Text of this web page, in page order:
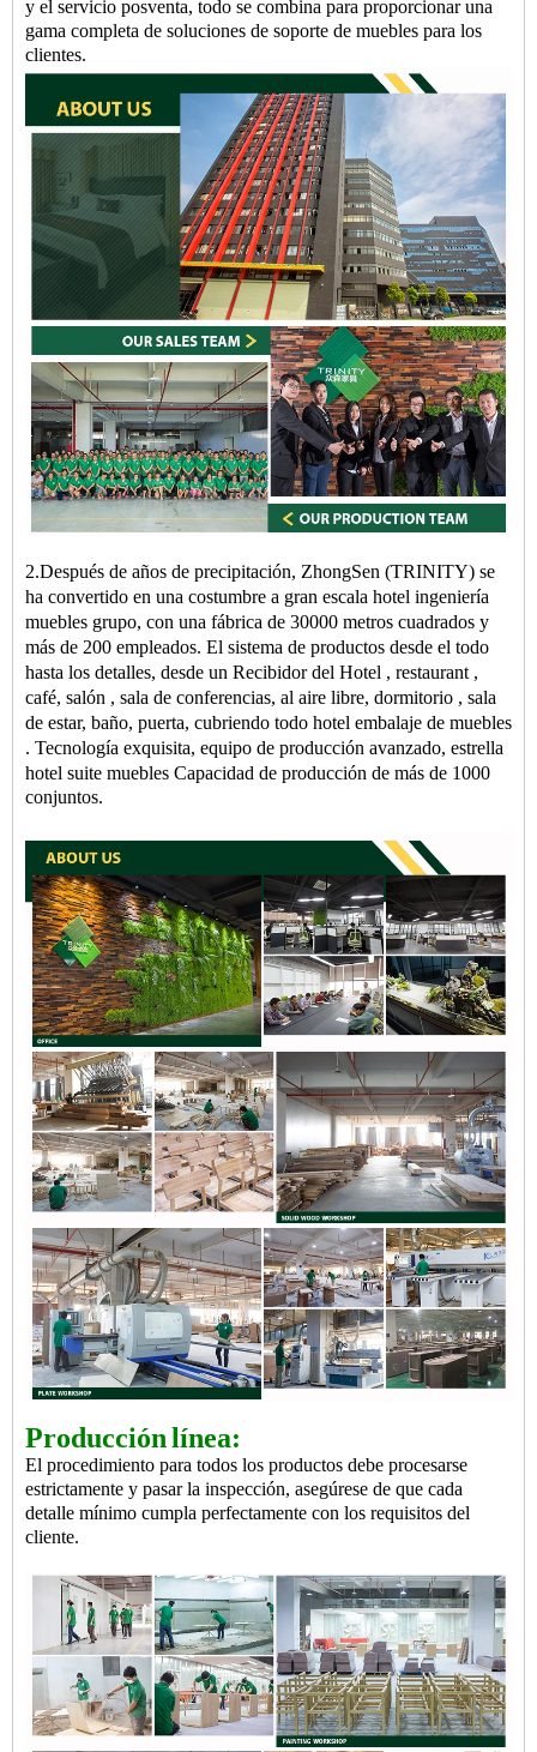
y el servicio posventa, todo se combina para proporcionar una
gama completa de soluciones de soporte de muebles para los
clientes.
2.Después de años de precipitación, ZhongSen (TRINITY) se
ha convertido en una costumbre a gran escala hotel ingeniería
muebles grupo, con una fábrica de 30000 metros cuadrados y
más de 200 empleados. El sistema de productos desde el todo
hasta los detalles, desde un Recibidor del Hotel , restaurant ,
café, salón , sala de conferencias, al aire libre, dormitorio , sala
de estar, baño, puerta, cubriendo todo hotel embalaje de muebles
. Tecnología exquisita, equipo de producción avanzado, estrella
hotel suite muebles Capacidad de producción de más de 1000
conjuntos.
Producciónlínea:
El procedimiento para todos los productos debe procesarse
estrictamente y pasar la inspección, asegúrese de que cada
detalle mínimo cumpla perfectamente con los requisitos del
cliente.